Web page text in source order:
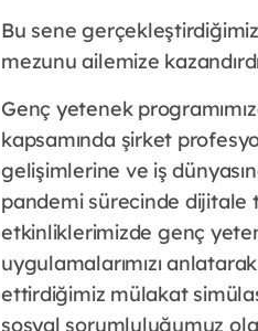
Bu sene
mezunu ailemize
Genç yetenek
kapsamında şirket
gelişimlerine ve iş
pandemi sürecinde dijitale
etkinliklerimizde genç
uygulamalarımızı
ettirdiğimiz mülakat
sosyal sorumluluğumuz